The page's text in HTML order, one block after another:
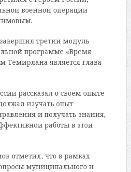
военной операции
третий модуль
программе «Время
Темирлана является глава
рассказал о своем опыте
изучать опыт
и получать знания,
работы в этой
отметил, что в рамках
муниципального и